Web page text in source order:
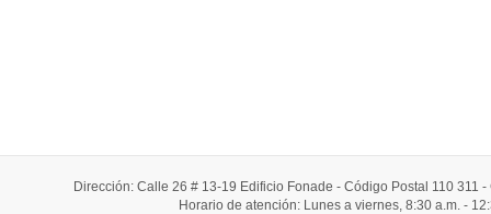
Dirección: Calle 26 # 13-19 Edificio Fonade - Código Postal 110 311
Horario de atención: Lunes a viernes, 8:30 a.m. -